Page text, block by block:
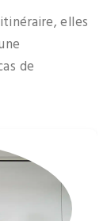
elles
de